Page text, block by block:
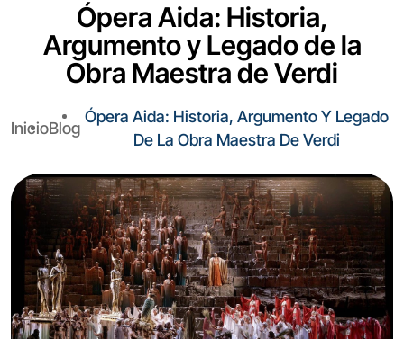
Ópera Aida: Historia,
Argumento y Legado de la
Obra Maestra de Verdi
InicioBlog
Ópera Aida: Historia, Argumento Y Legado
De La Obra Maestra De Verdi